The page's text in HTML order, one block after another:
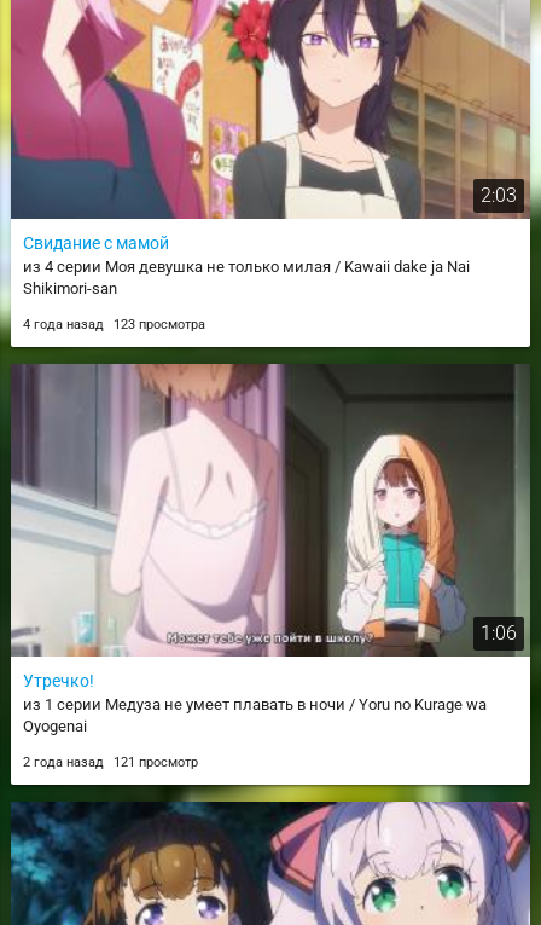
2:03
Свидание с мамой
из 4 серии Моя девушка не только милая / Kawaii dake ja Nai
Shikimori-san
4 года назад 123 просмотра
1:06
Утречко!
из 1 серии Медуза не умеет плавать в ночи / Yoru no Kurage wa
Oyogenai
2 года назад 121 просмотр